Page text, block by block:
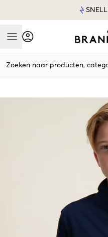
Mobile Menu
Zoeken naar producten,